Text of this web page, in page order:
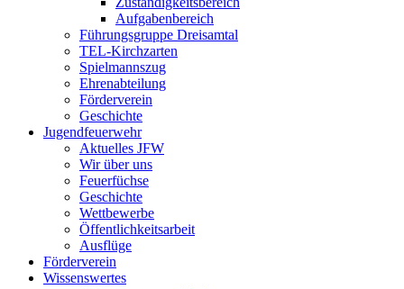
Aufgabenbereich
Führungsgruppe Dreisamtal
TEL-Kirchzarten
Spielmannszug
Ehrenabteilung
Förderverein
Geschichte
Jugendfeuerwehr
Aktuelles JFW
Wir über uns
Feuerfüchse
Geschichte
Wettbewerbe
Öffentlichkeitsarbeit
Ausflüge
Förderverein
Wissenswertes